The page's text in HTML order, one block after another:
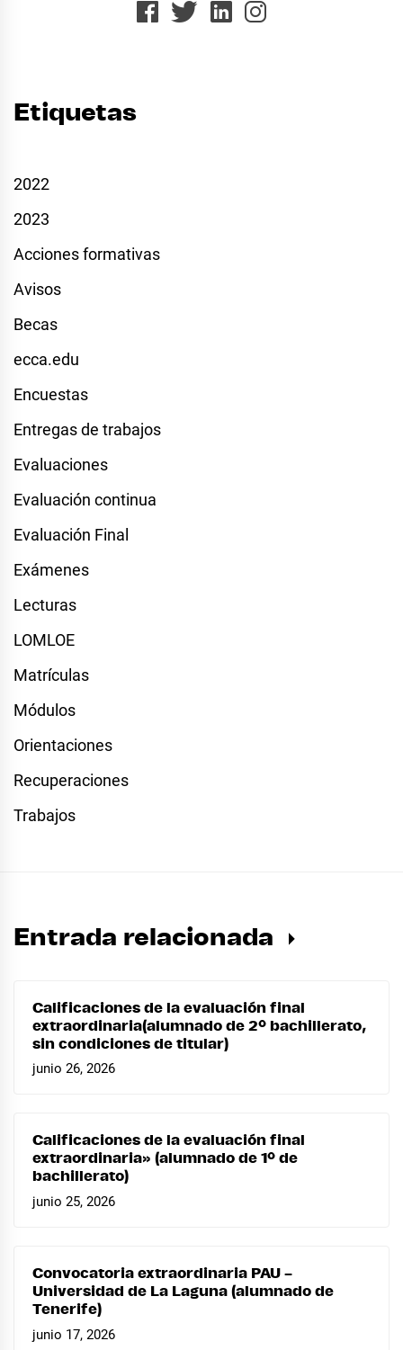
Etiquetas
2022
2023
Acciones formativas
Avisos
Becas
ecca.edu
Encuestas
Entregas de trabajos
Evaluaciones
Evaluación continua
Evaluación Final
Exámenes
Lecturas
LOMLOE
Matrículas
Módulos
Orientaciones
Recuperaciones
Trabajos
Entrada relacionada
Calificaciones de la evaluación final
extraordinaria(alumnado de 2º bachillerato,
sin condiciones de titular)
junio 26, 2026
Calificaciones de la evaluación final
extraordinaria» (alumnado de 1º de
bachillerato)
junio 25, 2026
Convocatoria extraordinaria PAU –
Universidad de La Laguna (alumnado de
Tenerife)
junio 17, 2026